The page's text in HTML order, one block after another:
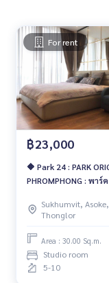
For rent
฿23,000
🔶 Park 24 : PARK
PHROMPHONG : พาร์
Sukhumvit, Asoke,
Thonglor
Area : 30.00 Sq.m.
Studio room
5-10